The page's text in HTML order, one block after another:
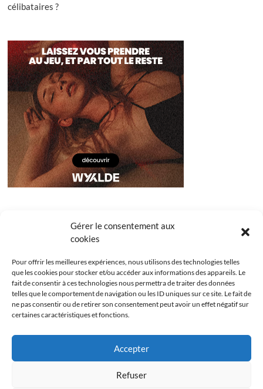
Gérer le consentement aux
cookies
Pour offrir les meilleures expériences, nous utilisons des technologies telles
que les cookies pour stocker et/ou accéder aux informations des appareils. Le
fait de consentir à ces technologies nous permettra de traiter des données
telles que le comportement de navigation ou les ID uniques sur ce site. Le fait de
ne pas consentir ou de retirer son consentement peut avoir un effet négatif sur
certaines caractéristiques et fonctions.
Accepter
Refuser
célibataires ?
Politique de cookies (UE)